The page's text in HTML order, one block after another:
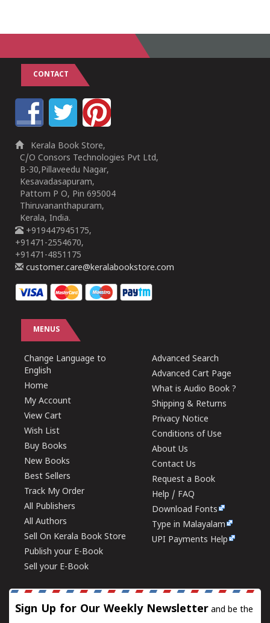
CONTACT
Kerala Book Store,
C/O Consors Technologies Pvt Ltd,
B-30,Pillaveedu Nagar,
Kesavadasapuram,
Pattom P O, Pin 695004
Thiruvananthapuram,
Kerala, India.
+919447945175,
+91471-2554670,
+91471-4851175
customer.care@keralabookstore.com
MENUS
Change Language to
English
Home
My Account
View Cart
Wish List
Buy Books
New Books
Best Sellers
Track My Order
All Publishers
All Authors
Sell On Kerala Book Store
Publish your E-Book
Sell your E-Book
Advanced Search
Advanced Cart Page
What is Audio Book ?
Shipping & Returns
Privacy Notice
Conditions of Use
About Us
Contact Us
Request a Book
Help / FAQ
Download Fonts
Type in Malayalam
UPI Payments Help
Sign Up for Our Weekly Newsletter and be the